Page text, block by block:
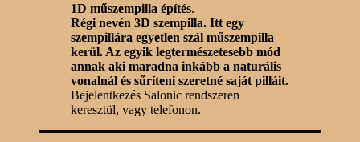
1D műszempilla építés.
Régi nevén 3D szempilla. Itt egy
szempillára egyetlen szál műszempilla
kerül. Az egyik legtermészetesebb mód
annak aki maradna inkább a naturális
vonalnál és sűríteni szeretné saját pilláit.
Bejelentkezés Salonic rendszeren
keresztül, vagy telefonon.